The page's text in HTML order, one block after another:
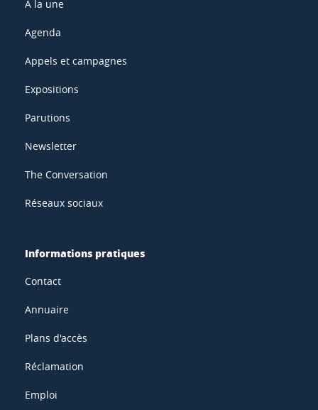
À la une
Agenda
Appels et campagnes
Expositions
Parutions
Newsletter
The Conversation
Réseaux sociaux
Informations pratiques
Contact
Annuaire
Plans d'accès
Réclamation
Emploi